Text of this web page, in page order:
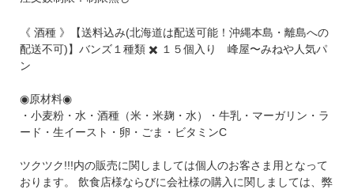
《 酒種 》【送料込み(北海道は配送可能！沖縄本島・離島への
配送不可)】バンズ１種類 ✖️ １５個入り 峰屋〜みねや人気パ
ン
​◉原材料◉
・小麦粉・水・酒種（米・米麹・水）・牛乳・マーガリン・ラ
ード・生イースト・卵・ごま・ビタミンC
ツクツク!!!内の販売に関しましては個人のお客さま用となって
おります。 飲食店様ならびに会社様の購入に関しましては、弊